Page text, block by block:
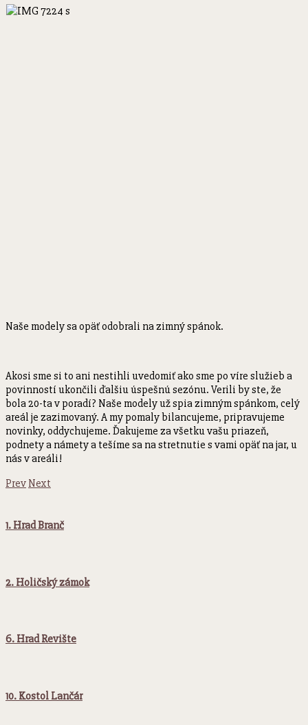
Naše modely sa opäť odobrali na zimný spánok.
Akosi sme si to ani nestihli uvedomiť ako sme po víre služieb a
povinností ukončili ďalšiu úspešnú sezónu. Verili by ste, že
bola 20-ta v poradí? Naše modely už spia zimným spánkom, celý
areál je zazimovaný. A my pomaly bilancujeme, pripravujeme
novinky, oddychujeme. Ďakujeme za všetku vašu priazeň,
podnety a námety a tešíme sa na stretnutie s vami opäť na jar, u
nás v areáli!
Prev Next
1. Hrad Branč
2. Holičský zámok
6. Hrad Revište
10. Kostol Lančár